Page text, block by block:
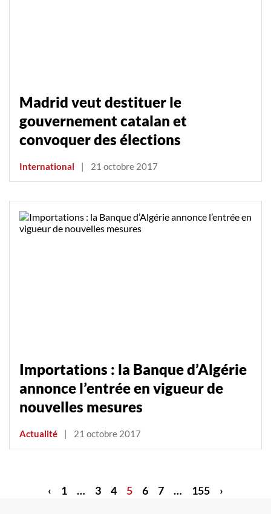
Madrid veut destituer le
gouvernement catalan et
convoquer des élections
International | 21 octobre 2017
Importations : la Banque d’Algérie
annonce l’entrée en vigueur de
nouvelles mesures
Actualité | 21 octobre 2017
‹ 1 … 3 4 5 6 7 … 155 ›